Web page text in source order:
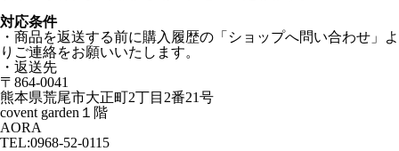
対応条件
・商品を返送する前に購入履歴の「ショップへ問い合わせ」よ
りご連絡をお願いいたします。
・返送先
〒864-0041
熊本県荒尾市大正町2丁目2番21号
covent garden１階
AORA
TEL:0968-52-0115